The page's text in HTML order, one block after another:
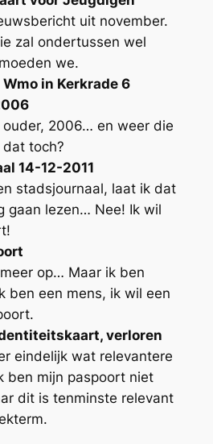
uit november.
zal ondertussen wel
we.
in Kerkrade 6
ouder, 2006… en weer die
toch?
14-12-2011
stadsjournaal, laat ik dat
gaan lezen… Nee! Ik wil
op… Maar ik ben
ben een mens, ik wil een
verloren
eindelijk wat relevantere
ben mijn paspoort niet
dit is tenminste relevant